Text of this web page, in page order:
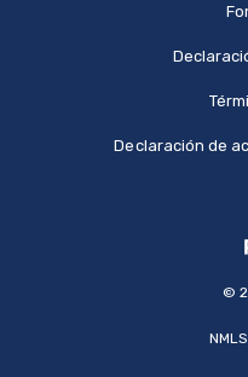
Declaración de
©